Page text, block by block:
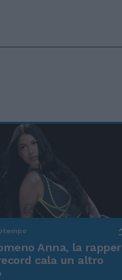
Anna, la rapper
cala un altro